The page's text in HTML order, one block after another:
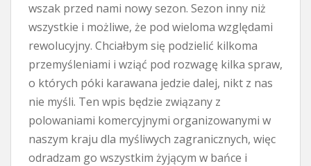
wszak przed nami nowy sezon. Sezon inny niż
wszystkie i możliwe, że pod wieloma względami
rewolucyjny. Chciałbym się podzielić kilkoma
przemyśleniami i wziąć pod rozwagę kilka spraw,
o których póki karawana jedzie dalej, nikt z nas
nie myśli. Ten wpis będzie związany z
polowaniami komercyjnymi organizowanymi w
naszym kraju dla myśliwych zagranicznych, więc
odradzam go wszystkim żyjącym w bańce i